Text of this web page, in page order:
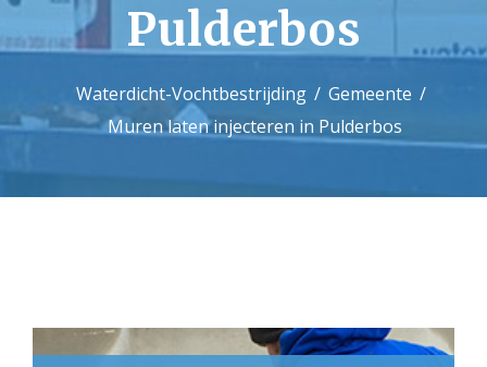
Pulderbos
Waterdicht-Vochtbestrijding
Gemeente
Muren laten injecteren in Pulderbos